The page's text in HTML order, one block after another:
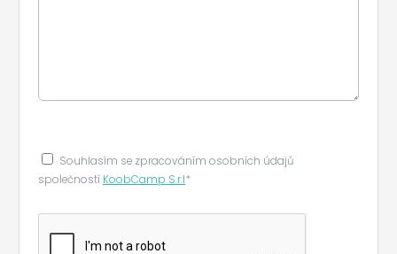
Souhlasím se zpracováním osobních údajů
společností KoobCamp S.r.l*